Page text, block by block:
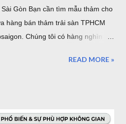
Gòn Bạn cần tìm mẫu thảm cho
hàng bán thảm trải sàn TPHCM
Chúng tôi có hàng nghìn
ăn... mẫu thảm cho sofa
Hành.. Địa chỉ mua thảm trải
READ MORE »